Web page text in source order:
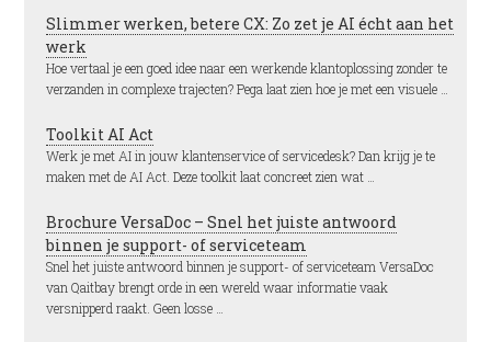
Slimmer werken, betere CX: Zo zet je AI écht aan het
werk
Hoe vertaal je een goed idee naar een werkende klantoplossing zonder te
verzanden in complexe trajecten? Pega laat zien hoe je met een visuele …
Toolkit AI Act
Werk je met AI in jouw klantenservice of servicedesk? Dan krijg je te
maken met de AI Act. Deze toolkit laat concreet zien wat …
Brochure VersaDoc – Snel het juiste antwoord
binnen je support- of serviceteam
Snel het juiste antwoord binnen je support- of serviceteam VersaDoc
van Qaitbay brengt orde in een wereld waar informatie vaak
versnipperd raakt. Geen losse …